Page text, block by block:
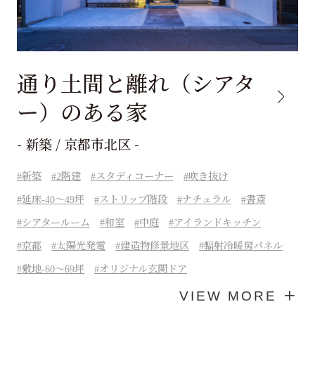
通り土間と離れ（シアタ
ー）のある家
- 新築 / 京都市北区 -
新築 2階建 スタディコーナー 吹き抜け
延床-40～49坪 ストリップ階段 ナチュラル 書斎
シアタールーム 和室 中庭 アイランドキッチン
京都 太陽光発電 建造物修景地区 輻射冷暖房パネル
敷地-60～69坪 オリジナル玄関ドア
VIEW MORE ＋